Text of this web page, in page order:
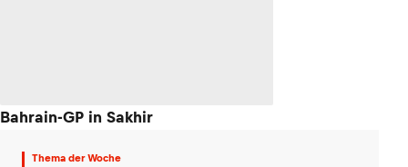
Bahrain-GP in Sakhir
Thema der Woche